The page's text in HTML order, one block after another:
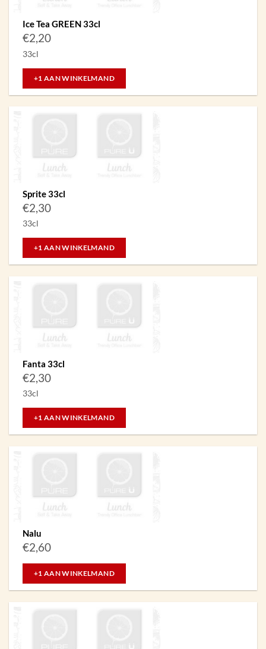
Ice Tea GREEN 33cl
€2,20
33cl
+1 AAN WINKELMAND
Sprite 33cl
€2,30
33cl
+1 AAN WINKELMAND
Fanta 33cl
€2,30
33cl
+1 AAN WINKELMAND
Nalu
€2,60
+1 AAN WINKELMAND